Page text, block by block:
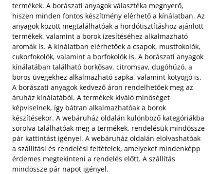
termékek. A borászati anyagok választéka megnyerő,
hiszen minden fontos készítmény elérhető a kínálatban. Az
anyagok között megtalálhatóak a hordótisztításhoz ajánlott
termékek, valamint a borok ízesítéséhez alkalmazható
aromák is. A kínálatban elérhetőek a csapok, mustfokolók,
cukorfokolók, valamint a borfokolók is. A borászati anyagok
kínálatában található borkősav, citromsav, dugóhúzó, a
boros üvegekhez alkalmazható sapka, valamint kotyogó is.
A borászati anyagok kedvező áron rendelhetőek meg az
áruház kínálatából. A termékek kiváló minőséget
képviselnek, így bátran alkalmazhatóak a borok
készítésekor. A webáruház oldalán különböző kategóriákba
sorolva találhatóak meg a termékek, rendelésük mindössze
pár kattintást igényel. A webáruház oldalán elolvashatóak
a szállítási és rendelési feltételek, amelyeket mindenképp
érdemes megtekinteni a rendelés előtt. A szállítás
mindössze pár napot igényel.